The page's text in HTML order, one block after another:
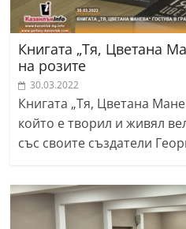
Книгата „Тя, Цветана
на розите
30.03.2022
Книгата „Тя, Цветана
който е творил и живял
със своите създатели